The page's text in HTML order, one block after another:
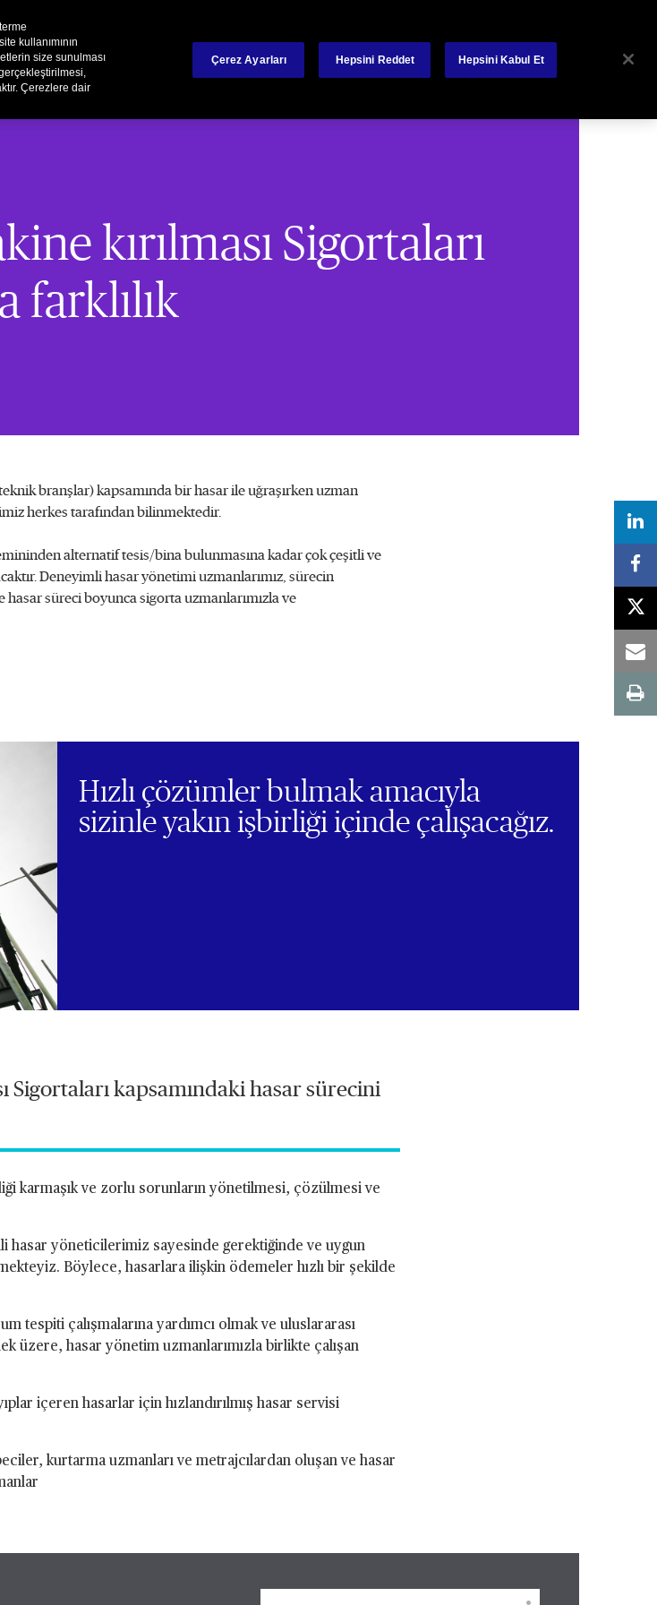
kırılması Sigortaları
farklılık
branşlar) kapsamında bir hasar ile uğraşırken uzman
herkes tarafından bilinmektedir.
alternatif tesis/bina bulunmasına kadar çok çeşitli ve
Deneyimli hasar yönetimi uzmanlarımız, sürecin
hasar süreci boyunca sigorta uzmanlarımızla ve
Hızlı çözümler bulmak amacıyla
sizinle yakın işbirliği içinde çalışacağız.
Sigortaları kapsamındaki hasar sürecini
karmaşık ve zorlu sorunların yönetilmesi, çözülmesi ve
hasar yöneticilerimiz sayesinde gerektiğinde ve uygun
Böylece, hasarlara ilişkin ödemeler hızlı bir şekilde
tespiti çalışmalarına yardımcı olmak ve uluslararası
üzere, hasar yönetim uzmanlarımızla birlikte çalışan
içeren hasarlar için hızlandırılmış hasar servisi
kurtarma uzmanları ve metrajcılardan oluşan ve hasar
kullanımının
size sunulması
Çerezlere dair
Çerez Ayarları Hepsini Reddet Hepsini Kabul Et